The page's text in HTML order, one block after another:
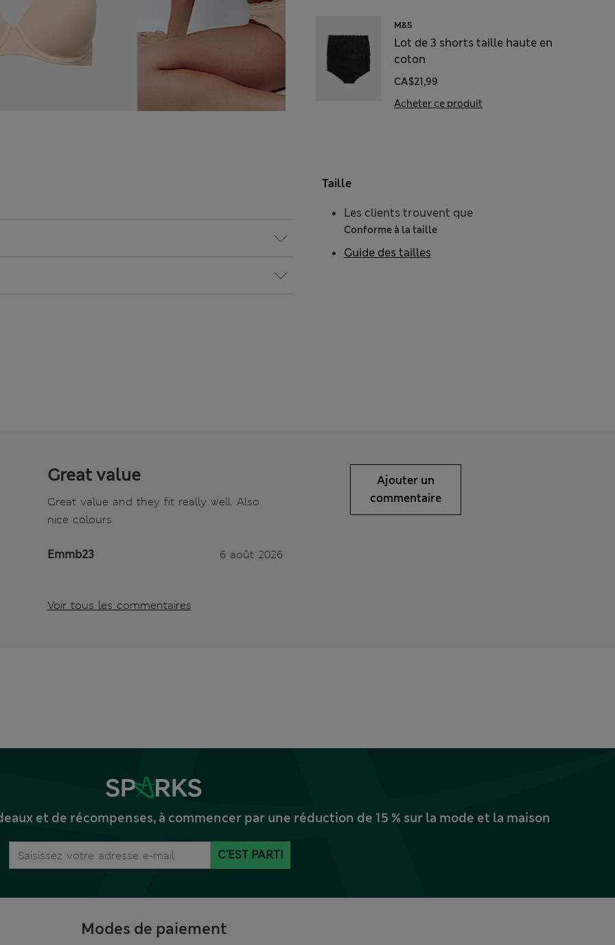
M&S
Lot de 3 shorts taille haute en
coton
CA$21,99
Acheter ce produit
Taille
Les clients trouvent que
Conforme à la taille
Guide des tailles
Great value
Great value and they fit really well. Also
nice colours
Emmb23 6 août 2026
Voir tous les commentaires
Ajouter un
commentaire
et de récompenses, à commencer par une réduction de 15 % sur la mode et la maison
C'EST PARTI
Modes de paiement